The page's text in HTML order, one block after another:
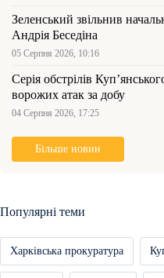
Зеленський звільнив
Андрія Беседіна
05 Серпня 2026, 10:16
Серія обстрілів
ворожих атак за добу
04 Серпня 2026, 17:25
Більше новин
Популярні теми
Харківська прокуратура